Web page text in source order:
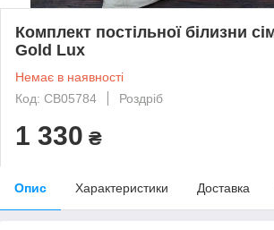
Комплект постільної білизни
Gold Lux
Немає в наявності
Код: CB05784
Роздріб
1 330 ₴
Опис Характеристики Доставка